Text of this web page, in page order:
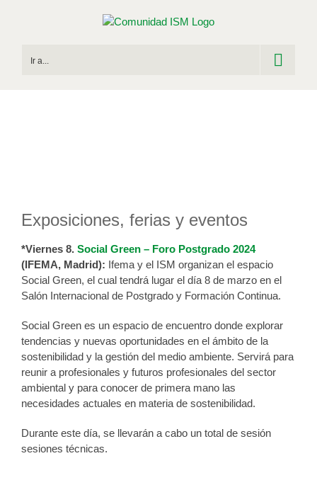
Ir a...
Exposiciones, ferias y eventos
*Viernes 8. Social Green – Foro Postgrado 2024
(IFEMA, Madrid): Ifema y el ISM organizan el espacio
Social Green, el cual tendrá lugar el día 8 de marzo en el
Salón Internacional de Postgrado y Formación Continua.
Social Green es un espacio de encuentro donde explorar
tendencias y nuevas oportunidades en el ámbito de la
sostenibilidad y la gestión del medio ambiente. Servirá para
reunir a profesionales y futuros profesionales del sector
ambiental y para conocer de primera mano las
necesidades actuales en materia de sostenibilidad.
Durante este día, se llevarán a cabo un total de sesión
sesiones técnicas.